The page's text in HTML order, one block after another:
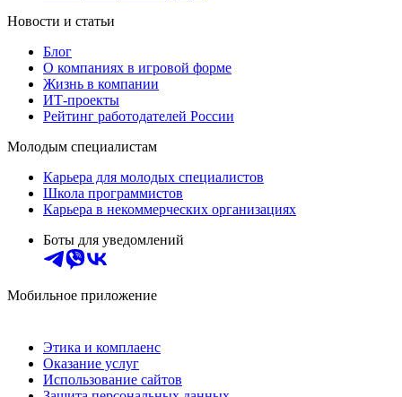
Новости и статьи
Блог
О компаниях в игровой форме
Жизнь в компании
ИТ-проекты
Рейтинг работодателей России
Молодым специалистам
Карьера для молодых специалистов
Школа программистов
Карьера в некоммерческих организациях
Боты для уведомлений
Мобильное приложение
Этика и комплаенс
Оказание услуг
Использование сайтов